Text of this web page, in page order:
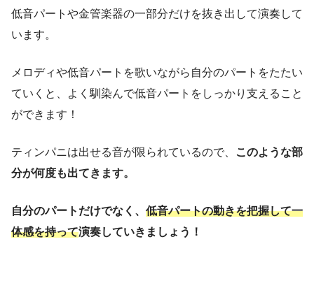
低音パートや金管楽器の一部分だけを抜き出して演奏して
います。
メロディや低音パートを歌いながら自分のパートをたたい
ていくと、よく馴染んで低音パートをしっかり支えること
ができます！
ティンパニは出せる音が限られているので、
このような部
分が何度も出てきます。
自分のパートだけでなく、 低音パートの動きを把握して一
体感を持って演奏していきましょう！